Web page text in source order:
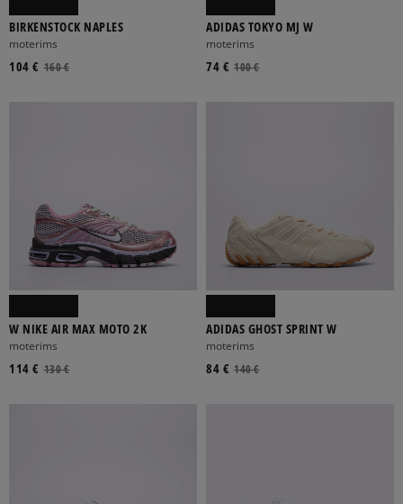
BIRKENSTOCK NAPLES
moterims
160 €
104 €
ADIDAS TOKYO MJ W
moterims
100 €
74 €
W NIKE AIR MAX MOTO 2K
moterims
130 €
114 €
ADIDAS GHOST SPRINT W
moterims
140 €
84 €